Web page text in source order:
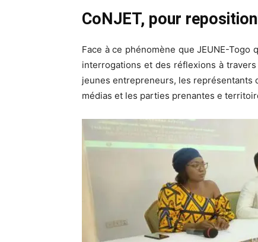
CoNJET, pour
Face à ce phénomène que JEUNE-
interrogations et des réflexions à
jeunes entrepreneurs, les représentants
médias et les parties prenantes e